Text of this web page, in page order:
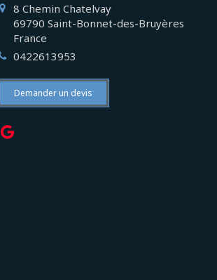
8 Chemin Chatelvay
69790 Saint-Bonnet-des-Bruyères
France
0422613953
Demander un devis